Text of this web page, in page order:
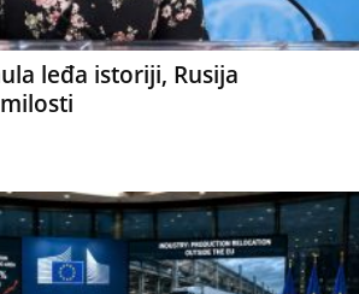
leđa istoriji, Rusija